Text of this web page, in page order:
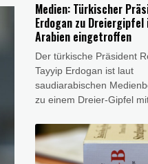
Medien: Türkischer
Erdogan zu Dreiergipfel
Arabien eingetroffen
Der türkische Präsident
Tayyip Erdogan ist laut
saudiarabischen
zu einem Dreier-Gipfel
Pakistans in der
Stadt Dschidda
Erdogan kam am Freitag